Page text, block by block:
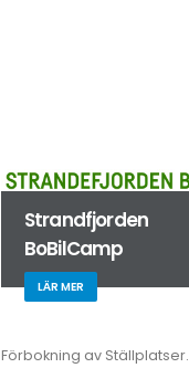
Strandfjorden
BoBilCamp
LÄR MER
Förbokning av Ställplatser.